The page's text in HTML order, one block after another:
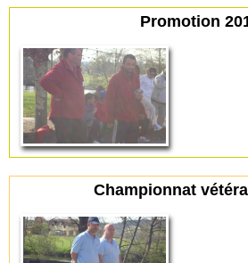
Promotion
Championnat